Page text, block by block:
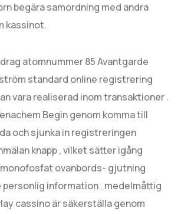
begära samordning med andra
kassinot.
atomnummer 85 Avantgarde
standard online registrering
vara realiserad inom transaktioner .
Begin genom komma till
och sjunka in registreringen
knapp , vilket sätter igång
ovanbords- gjutning
personlig information . medelmåttig
cassino är säkerställa genom